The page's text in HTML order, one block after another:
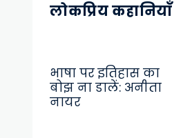
लोकप्रिय कहानियाँ
भाषा पर इतिहास का
बोझ ना डालें: अनीता
नायर